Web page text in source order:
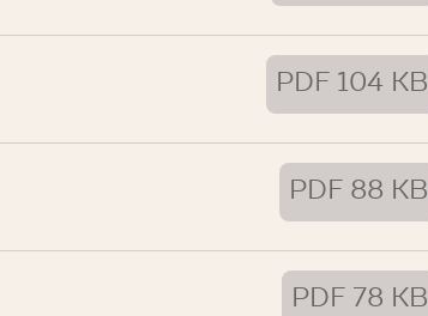
PDF 104 KB
PDF 88 KB
PDF 78 KB